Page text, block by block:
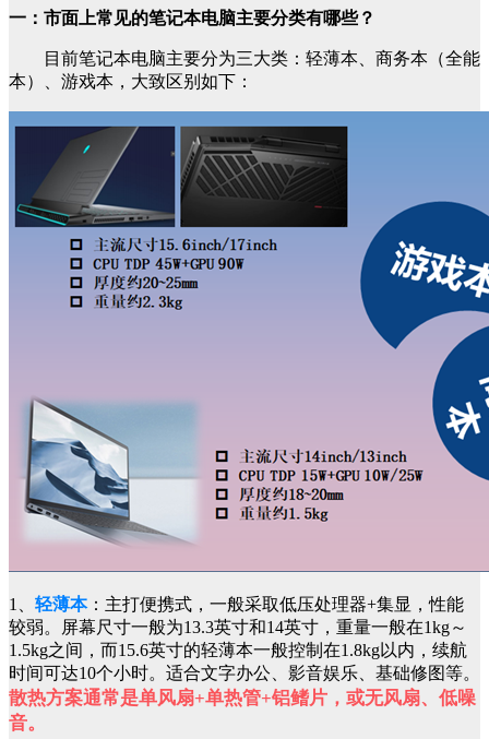
一：市面上常见的笔记本电脑主要分类有哪些？
目前笔记本电脑主要分为三大类：轻薄本、商务本（全能
本）、游戏本，大致区别如下：
1、 轻薄本：主打便携式，一般采取低压处理器+集显，性能
较弱。屏幕尺寸一般为13.3英寸和14英寸，重量一般在1kg～
1.5kg之间，而15.6英寸的轻薄本一般控制在1.8kg以内，续航
时间可达10个小时。适合文字办公、影音娱乐、基础修图等。
散热方案通常是单风扇+单热管+铝鳍片，或无风扇、低噪
音。